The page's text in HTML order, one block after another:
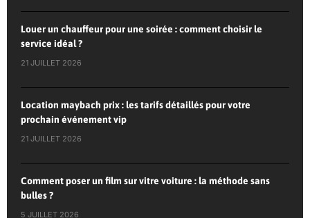
Louer un chauffeur pour une soirée : comment choisir le
service idéal ?
21 JUILLET 2026
Location maybach prix : les tarifs détaillés pour votre
prochain événement vip
21 JUILLET 2026
Comment poser un film sur vitre voiture : la méthode sans
bulles ?
5 JUILLET 2026